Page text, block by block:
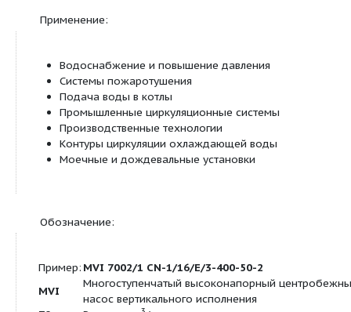
усилия гидравлики. Со стандартным мотором
или V1 (до 7,5 кВт). Стандартный мотор
от 0,75 кВт. Защита от перегрева и конденсатор
однофазного мотора, защита мотора
доступна в качестве опции или